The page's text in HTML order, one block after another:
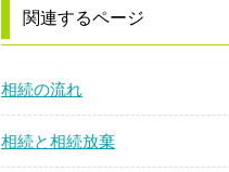
関連するページ
相続の流れ
相続と相続放棄